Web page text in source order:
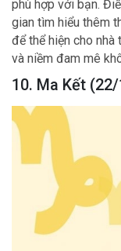
phù hợp với bạn.
gian tìm hiểu thêm
để thể hiện cho
và niềm đam mê
10. Ma Kết